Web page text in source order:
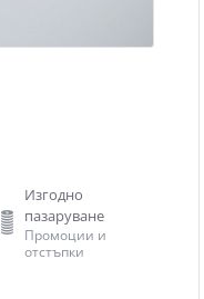
Изгодно
пазаруване
Промоции и
отстъпки